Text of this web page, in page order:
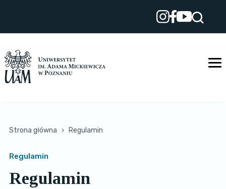
Strona główna › Regulamin
Regulamin
Regulamin